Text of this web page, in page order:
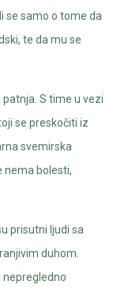
se samo o tome da
te da mu se
patnja. S time u vezi
se preskočiti iz
svemirska
nema bolesti,
prisutni ljudi sa
duhom.
nepregledno